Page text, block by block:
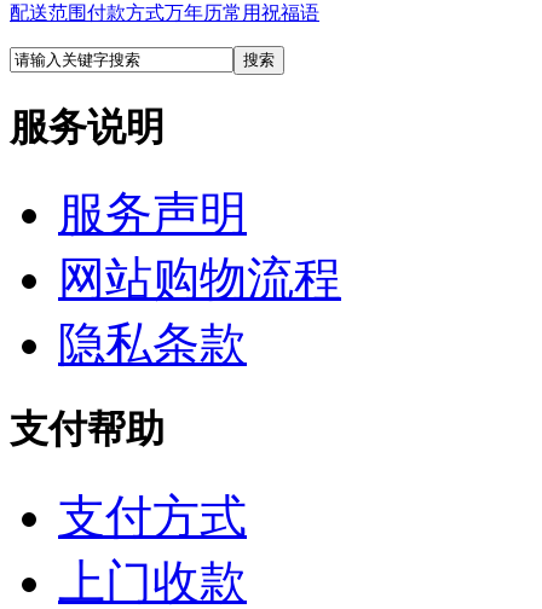
配送范围付款方式万年历常用祝福语
服务说明
服务声明
网站购物流程
隐私条款
支付帮助
支付方式
上门收款